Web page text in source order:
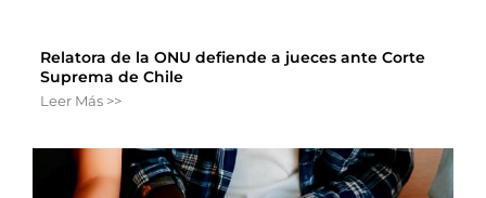
Relatora de la ONU defiende a jueces ante Corte
Suprema de Chile
Leer Más >>